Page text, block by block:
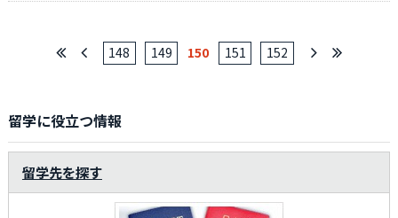
148 149 150 151 152
留学に役立つ情報
留学先を探す